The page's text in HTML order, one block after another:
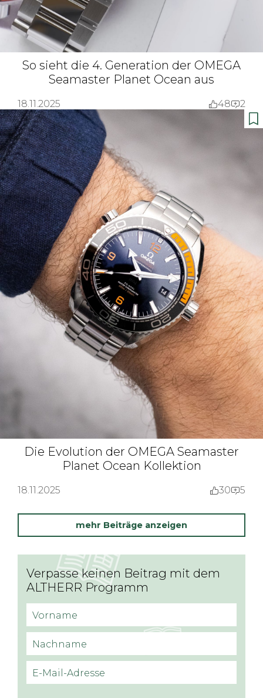
So sieht die 4. Generation der OMEGA
Seamaster Planet Ocean aus
18.11.2025 48 2
Die Evolution der OMEGA Seamaster
Planet Ocean Kollektion
18.11.2025 30 5
mehr Beiträge anzeigen
Verpasse keinen Beitrag mit dem
ALTHERR Programm
Vorname
Nachname
E-Mail-Adresse